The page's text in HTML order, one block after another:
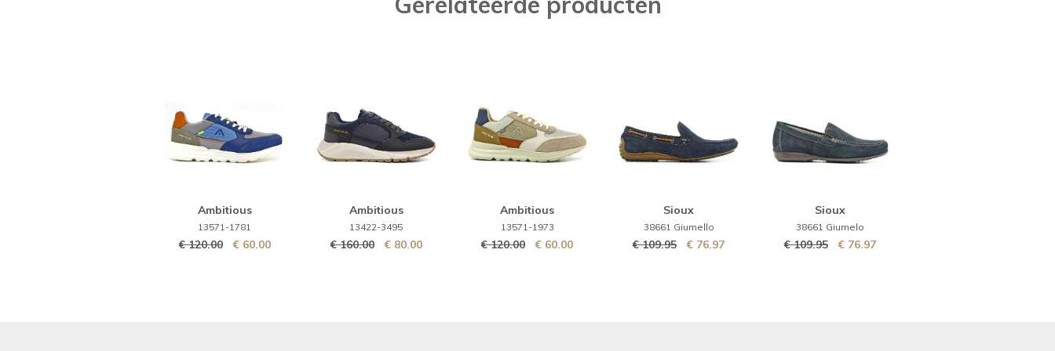
Ambitious
13571-1781
€ 120.00 € 60.00
Ambitious
13422-3495
€ 160.00 € 80.00
Ambitious
13571-1973
€ 120.00 € 60.00
Sioux
38661 Giumello
€ 109.95 € 76.97
Sioux
38661 Giumelo
€ 109.95 € 76.97